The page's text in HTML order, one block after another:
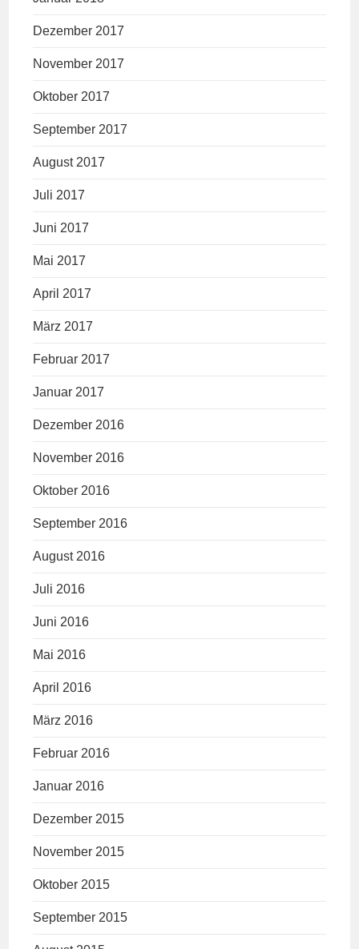
Dezember 2017
November 2017
Oktober 2017
September 2017
August 2017
Juli 2017
Juni 2017
Mai 2017
April 2017
März 2017
Februar 2017
Januar 2017
Dezember 2016
November 2016
Oktober 2016
September 2016
August 2016
Juli 2016
Juni 2016
Mai 2016
April 2016
März 2016
Februar 2016
Januar 2016
Dezember 2015
November 2015
Oktober 2015
September 2015